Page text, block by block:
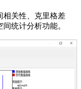
相关性、克里格差
统计分析功能。